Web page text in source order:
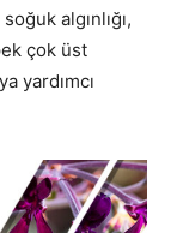
algınlığı,
çok üst
yardımcı